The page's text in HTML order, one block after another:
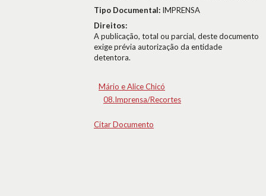
Tipo Documental: IMPRENSA
Direitos:
A publicação, total ou parcial, deste documento
exige prévia autorização da entidade
detentora.
Mário e Alice Chicó
08.Imprensa/Recortes
Citar Documento